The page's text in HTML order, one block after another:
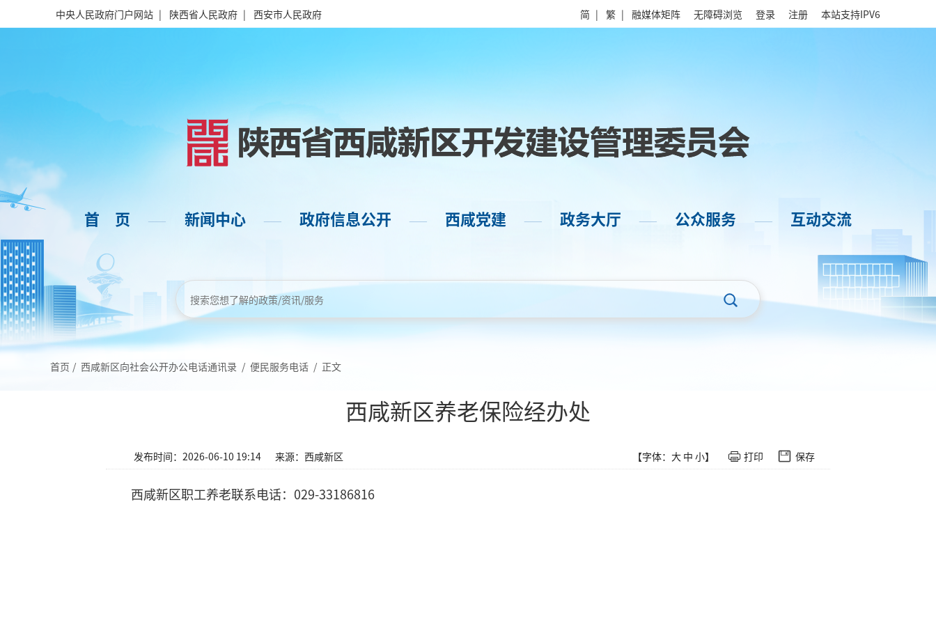
中央人民政府门户网站 | 陕西省人民政府 | 西安市人民政府 简 | 繁 | 融媒体矩阵 无障碍浏览 登录 注册 本站支持IPV6
首 页 —— 新闻中心 —— 政府信息公开 —— 西咸党建 —— 政务大厅 —— 公众服务 —— 互动交流
首页 / 西咸新区向社会公开办公电话通讯录 / 便民服务电话 / 正文
西咸新区养老保险经办处
发布时间：2026-06-10 19:14 来源：西咸新区 【字体： 大 中 小】 打印 保存
西咸新区职工养老联系电话：029-33186816